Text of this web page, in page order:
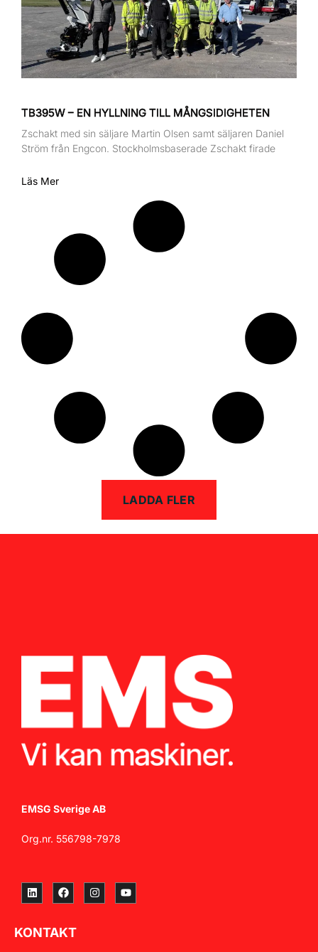
TB395W – EN HYLLNING TILL MÅNGSIDIGHETEN
Zschakt med sin säljare Martin Olsen samt säljaren Daniel
Ström från Engcon. Stockholmsbaserade Zschakt firade
Läs Mer
LADDA FLER
EMSG Sverige AB
Org.nr. 556798-7978
KONTAKT